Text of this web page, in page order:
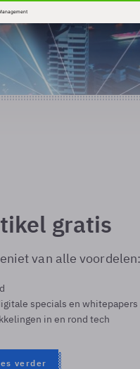
gratis
van alle voordelen:
specials en whitepapers
in en rond tech
verder